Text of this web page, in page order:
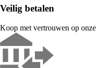
Veilig betalen
Koop met vertrouwen op onze